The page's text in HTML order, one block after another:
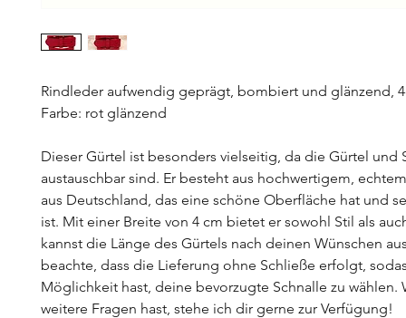
Rindleder aufwendig geprägt, bombiert und glänzend,
Farbe: rot glänzend
Dieser Gürtel ist besonders vielseitig, da die Gürtel und
austauschbar sind. Er besteht aus hochwertigem,
aus Deutschland, das eine schöne Oberfläche hat und
ist. Mit einer Breite von 4 cm bietet er sowohl Stil als
kannst die Länge des Gürtels nach deinen Wünschen
beachte, dass die Lieferung ohne Schließe erfolgt,
Möglichkeit hast, deine bevorzugte Schnalle zu wählen.
weitere Fragen hast, stehe ich dir gerne zur Verfügung!